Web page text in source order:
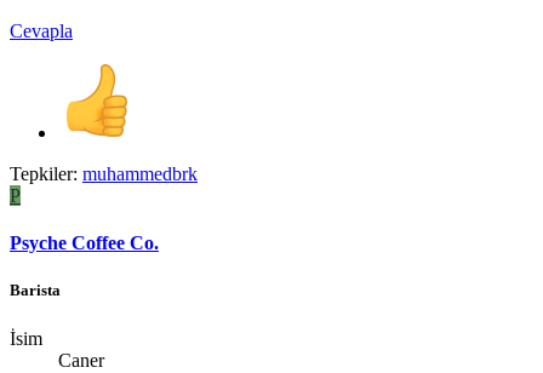
Cevapla
Tepkiler: muhammedbrk
P
Psyche Coffee Co.
Barista
İsim
Caner